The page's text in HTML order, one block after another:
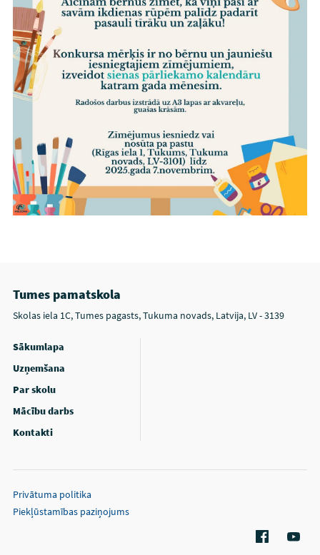
Tumes pamatskola
Skolas iela 1C, Tumes pagasts, Tukuma novads, Latvija, LV - 3139
Sākumlapa
Uzņemšana
Par skolu
Mācību darbs
Kontakti
Privātuma politika
Piekļūstamības paziņojums